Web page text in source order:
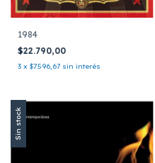
1984
$22.790,00
3 x $7.596,67 sin interés
Sin stock